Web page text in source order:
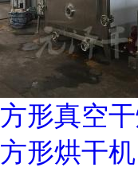
方形真空
方形烘干